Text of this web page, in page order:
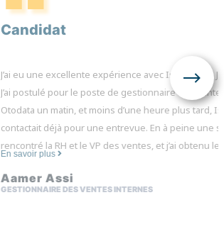
Candidat
J’ai eu une excellente expérience avec Isabelle de
J’ai postulé pour le poste de gestionnaire des
Otodata un matin, et moins d’une heure plus tard,
contactait déjà pour une entrevue. En à peine une
rencontré la RH et le VP des ventes, et j’ai obtenu le
Ce qui m’a vraiment marqué, c’est la transparence et
En savoir plus
Aamer Assi
GESTIONNAIRE DES VENTES INTERNES